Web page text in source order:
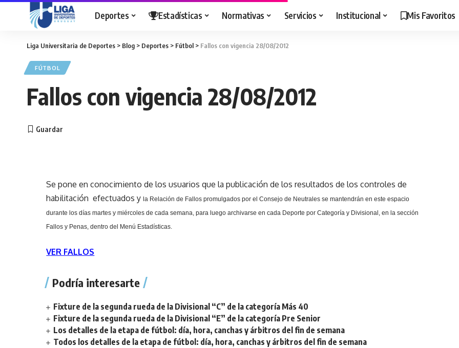
Deportes Estadísticas Normativas Servicios Institucional Mis Favoritos
Liga Universitaria de Deportes > Blog > Deportes > Fútbol > Fallos con vigencia 28/08/2012
FÚTBOL
Fallos con vigencia 28/08/2012
Se pone en conocimiento de los usuarios que la publicación de los resultados de los controles de
habilitación efectuados y la Relación de Fallos promulgados por el Consejo de Neutrales se mantendrán en este espacio
durante los días martes y miércoles de cada semana, para luego archivarse en cada Deporte por Categoría y Divisional, en la sección
Fallos y Penas, dentro del Menú Estadísticas.
VER FALLOS
Podría interesarte
Fixture de la segunda rueda de la Divisional “C” de la categoría Más 40
Fixture de la segunda rueda de la Divisional “E” de la categoría Pre Senior
Los detalles de la etapa de fútbol: día, hora, canchas y árbitros del fin de semana
Todos los detalles de la etapa de fútbol: día, hora, canchas y árbitros del fin de semana